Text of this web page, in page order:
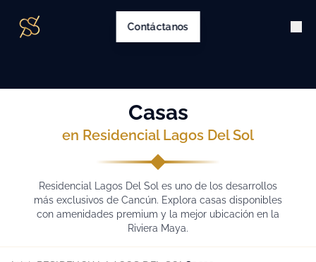
Contáctanos
Casas
en Residencial Lagos Del Sol
Residencial Lagos Del Sol es uno de los desarrollos
más exclusivos de Cancún. Explora casas disponibles
con amenidades premium y la mejor ubicación en la
Riviera Maya.